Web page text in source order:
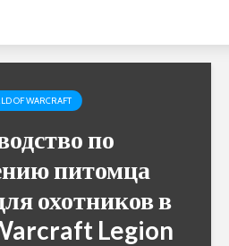
OF WARCRAFT
по
питомца
охотников в
Legion